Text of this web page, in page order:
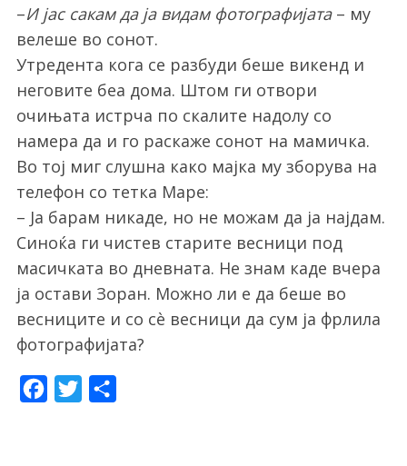
–И јас сакам да ја видам фотографијата– му
велеше во сонот.
Утредента кога се разбуди беше викенд и
неговите беа дома. Штом ги отвори
очињата истрча по скалите надолу со
намера да и го раскаже сонот на мамичка.
Во тој миг слушна како мајка му зборува на
телефон со тетка Маре:
– Ја барам никаде, но не можам да ја најдам.
Синоќа ги чистев старите весници под
масичката во дневната. Не знам каде вчера
ја остави Зоран. Можно ли е да беше во
весниците и со сè весници да сум ја фрлила
фотографијата?